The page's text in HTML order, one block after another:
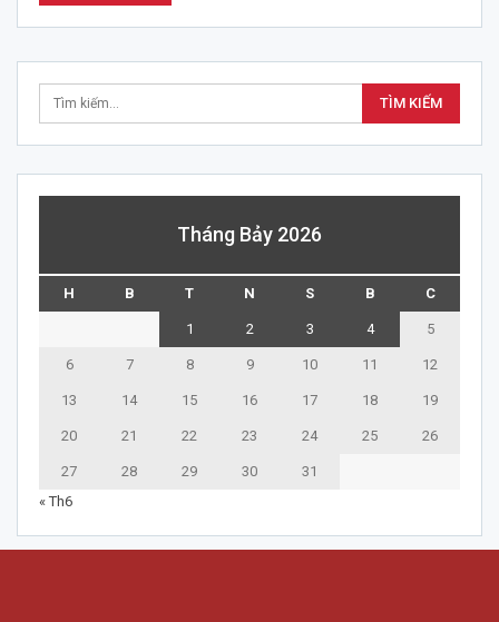
Tháng Bảy 2026
H B T N S B C
1 2 3 4 5
6 7 8 9 10 11 12
13 14 15 16 17 18 19
20 21 22 23 24 25 26
27 28 29 30
31
« Th6